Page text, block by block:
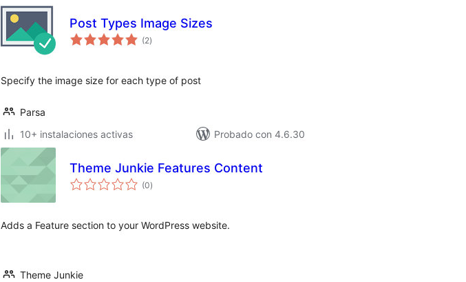
Post Types Image Sizes
(2valoraciones
en
)
Specify the image size for each type of post
Parsa
10+ instalaciones activas
Probado con 4.6.30
Theme Junkie Features Content
(0valoraciones
en
)
Adds a Feature section to your WordPress website.
Theme Junkie